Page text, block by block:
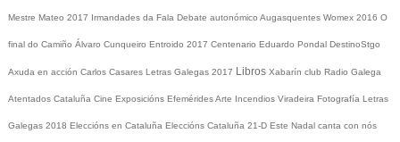
Mestre Mateo 2017 Irmandades da Fala Debate autonómico Augasquentes Womex 2016 O
final do Camiño Álvaro Cunqueiro Entroido 2017 Centenario Eduardo Pondal DestinoStgo
Axuda en acción Carlos Casares Letras Galegas 2017 Libros Xabarín club Radio Galega
Atentados Cataluña Cine Exposicións EfeméridesArte Incendios Viradeira Fotografía Letras
Galegas 2018 Eleccións en Cataluña Eleccións Cataluña 21-D Este Nadal canta con nós